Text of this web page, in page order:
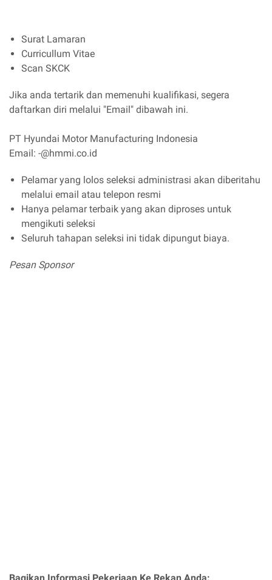
Surat Lamaran
Curricullum Vitae
Scan SKCK
Jika anda tertarik dan memenuhi kualifikasi, segera
daftarkan diri melalui "Email" dibawah ini.
PT Hyundai Motor Manufacturing Indonesia
Email: -@hmmi.co.id
Pelamar yang lolos seleksi administrasi akan diberitahu
melalui email atau telepon resmi
Hanya pelamar terbaik yang akan diproses untuk
mengikuti seleksi
Seluruh tahapan seleksi ini tidak dipungut biaya.
Pesan Sponsor